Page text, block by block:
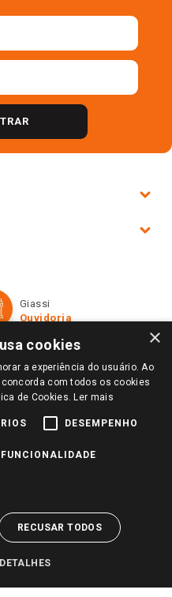
Giassi
Ouvidoria
×
cookies
a experiência do usuário. Ao
com todos os cookies
de Cookies. Ler mais
DESEMPENHO
FUNCIONALIDADE
RECUSAR TODOS